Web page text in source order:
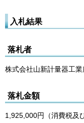
入札結果
落札者
株式会社山新計量器工業
落札金額
1,925,000円（消費税及